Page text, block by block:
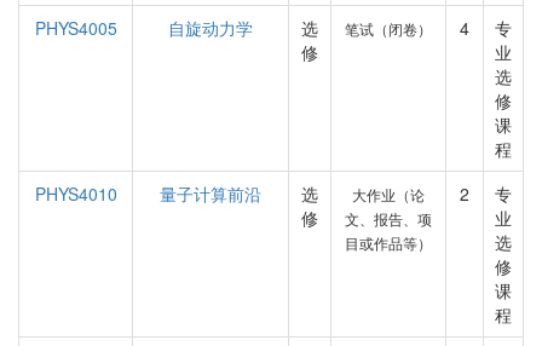
PHYS4005
自旋动力学
选
修
笔试（闭卷） 4
专
业
选
修
课
程
PHYS4010
量子计算前沿
选
修
大作业（论
文、报告、项
目或作品等）
2
专
业
选
修
课
程